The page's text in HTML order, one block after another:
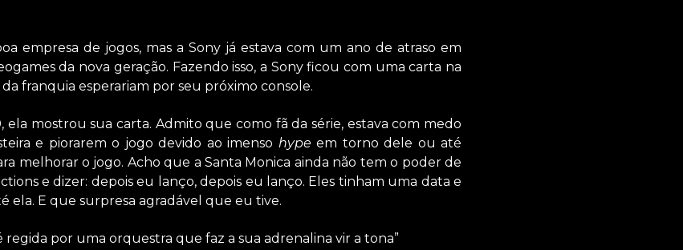
empresa de jogos, mas a Sony já estava com um ano de atraso em
da nova geração. Fazendo isso, a Sony ficou com uma carta na
franquia esperariam por seu próximo console.
ela mostrou sua carta. Admito que como fã da série, estava com medo
e piorarem o jogo devido ao imenso hype em torno dele ou até
melhorar o jogo. Acho que a Santa Monica ainda não tem o poder de
e dizer: depois eu lanço, depois eu lanço. Eles tinham uma data e
ela. E que surpresa agradável que eu tive.
regida por uma orquestra que faz a sua adrenalina vir a tona”